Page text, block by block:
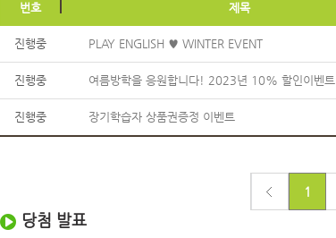
번호 제목
진행중 PLAY ENGLISH ♥ WINTER EVENT
진행중 여름방학을 응원합니다! 2023년 10% 할인이벤트
진행중 장기학습자 상품권증정 이벤트
1
당첨 발표